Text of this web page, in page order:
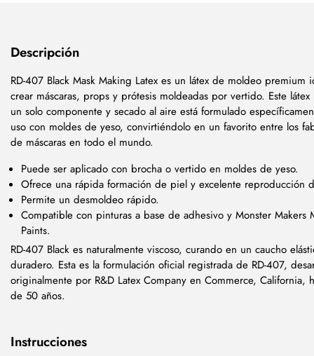
Descripción
RD-407 Black Mask Making Latex es un látex de moldeo premium
crear máscaras, props y prótesis moldeadas por vertido. Este látex
un solo componente y secado al aire está formulado
uso con moldes de yeso, convirtiéndolo en un favorito entre los
de máscaras en todo el mundo.
Puede ser aplicado con brocha o vertido en moldes de yeso.
Ofrece una rápida formación de piel y excelente reproducción
Permite un desmoldeo rápido.
Compatible con pinturas a base de adhesivo y Monster Makers
Paints.
RD-407 Black es naturalmente viscoso, curando en un caucho
duradero. Esta es la formulación oficial registrada de RD-407,
originalmente por R&D Latex Company en Commerce, California,
de 50 años.
Instrucciones